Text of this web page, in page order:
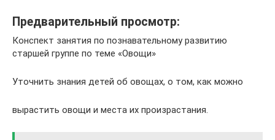
Предварительный просмотр:
Конспект занятия по познавательному развитию
старшей группе по теме «Овощи»
Уточнить знания детей об овощах, о том, как можно
вырастить овощи и места их произрастания.